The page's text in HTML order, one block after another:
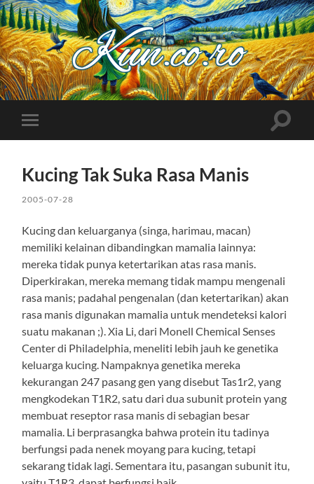
Kuncoro++
Toggle
mobile
Toggle
Kucing Tak Suka Rasa Manis
2005-07-28
Kucing dan keluarganya (singa, harimau, macan)
memiliki kelainan dibandingkan mamalia lainnya:
mereka tidak punya ketertarikan atas rasa manis.
Diperkirakan, mereka memang tidak mampu mengenali
rasa manis; padahal pengenalan (dan ketertarikan) akan
rasa manis digunakan mamalia untuk mendeteksi kalori
suatu makanan ;). Xia Li, dari Monell Chemical Senses
Center di Philadelphia, meneliti lebih jauh ke genetika
keluarga kucing. Nampaknya genetika mereka
kekurangan 247 pasang gen yang disebut Tas1r2, yang
mengkodekan T1R2, satu dari dua subunit protein yang
membuat reseptor rasa manis di sebagian besar
mamalia. Li berprasangka bahwa protein itu tadinya
berfungsi pada nenek moyang para kucing, tetapi
sekarang tidak lagi. Sementara itu, pasangan subunit itu,